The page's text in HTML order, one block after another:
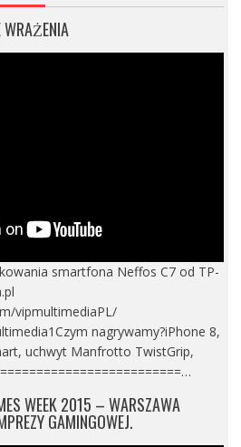
smartfona Neffos C7 od TP-
vipmultimediaPL/
nagrywamy?iPhone 8,
uchwyt Manfrotto TwistGrip,
WEEK 2015 – WARSZAWA
GAMINGOWEJ.